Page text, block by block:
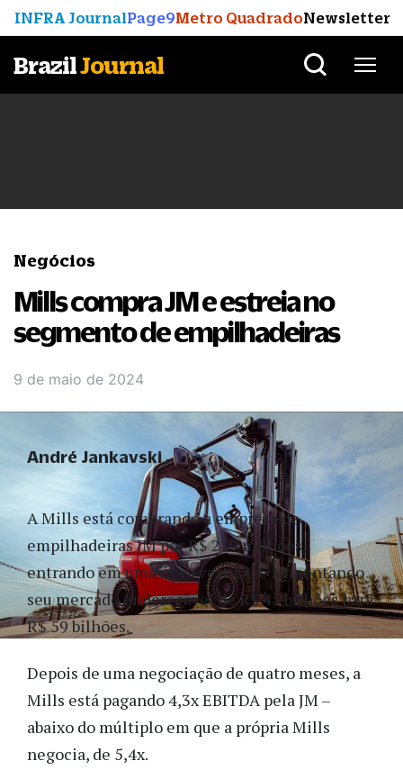
INFRA JournalPage9Metro QuadradoNewsletter
BrazilJournal
Negócios
Mills compra JM e estreia no
segmento de empilhadeiras
9 de maio de 2024
A Mills está comprando a empresa de
empilhadeiras JM por R$ 279 milhões,
entrando em uma nova vertical e aumentando
seu mercado endereçável de R$ 45 bilhões para
R$ 59 bilhões.
Depois de uma negociação de quatro meses, a
Mills está pagando 4,3x EBITDA pela JM –
abaixo do múltiplo em que a própria Mills
negocia, de 5,4x.
André Jankavski